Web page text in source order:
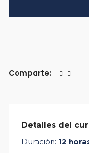
Comparte:
Detalles del
Duración: 12